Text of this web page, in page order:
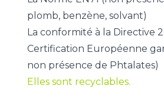
plomb, benzène, solvant)
La conformité à la Directive
Certification Européenne
non présence de Phtalates)
Elles sont recyclables.